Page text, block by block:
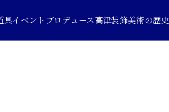
具イベントプロデュース高津装飾美術の歴史